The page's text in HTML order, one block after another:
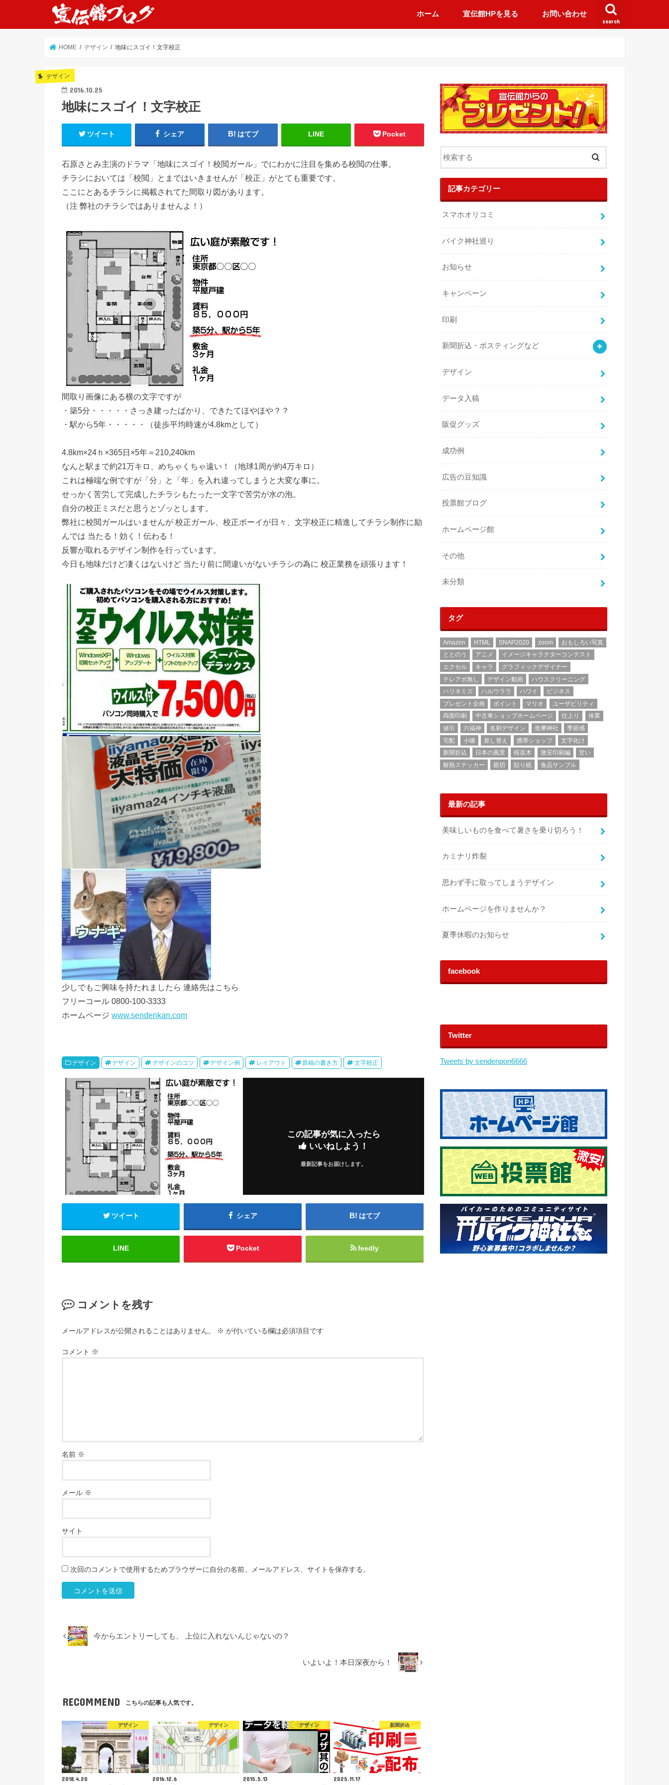
search
ホーム 宣伝館HPを見る お問い合わせ
HOME デザイン 地味にスゴイ！文字校正
デザイン
2016.10.25
地味にスゴイ！文字校正
ツイート シェア はてブ LINE Pocket
石原さとみ主演のドラマ「地味にスゴイ！校閲ガール」でにわかに注目を集める校閲の仕事。
チラシにおいては「校閲」とまではいきませんが「校正」がとても重要です。
ここにとあるチラシに掲載されてた間取り図があります。
（注 弊社のチラシではありませんよ！）
間取り画像にある横の文字ですが
・築5分・・・・・さっき建ったばかり、できたてほやほや？？
・駅から5年・・・・・（徒歩平均時速が4.8kmとして）
4.8km×24ｈ×365日×5年＝210,240km
なんと駅まで約21万キロ、めちゃくちゃ遠い！（地球1周が約4万キロ）
これは極端な例ですが「分」と「年」を入れ違ってしまうと大変な事に。
せっかく苦労して完成したチラシもたった一文字で苦労が水の泡。
自分の校正ミスだと思うとゾッとします。
弊社に校閲ガールはいませんが 校正ガール、校正ボーイが日々、文字校正に精進してチラシ制作に励
んでは 当たる！効く！伝わる！
反響が取れるデザイン制作を行っています。
今日も地味だけど凄くはないけど 当たり前に間違いがないチラシの為に 校正業務を頑張ります！
少しでもご興味を持たれましたら 連絡先はこちら
フリーコール 0800-100-3333
ホームページ www.sendenkan.com
デザイン デザイン デザインのコツ デザイン例 レイアウト 原稿の書き方 文字校正
この記事が気に入ったら
いいねしよう！
最新記事をお届けします。
ツイート シェア はてブ
LINE Pocket feedly
コメントを残す
メールアドレスが公開されることはありません。 ※ が付いている欄は必須項目です
コメント ※
名前 ※
メール ※
サイト
次回のコメントで使用するためブラウザーに自分の名前、メールアドレス、サイトを保存する。
今からエントリーしても、 上位に入れないんじゃないの？
いよいよ！本日深夜から！
RECOMMEND こちらの記事も人気です。
デザイン
2018.4.20
デザイン
2016.12.6
デザイン
2015.5.13
新聞折込
2025.11.17
記事カテゴリー
スマホオリコミ
バイク神社巡り
お知らせ
キャンペーン
印刷
新聞折込・ポスティングなど
デザイン
データ入稿
販促グッズ
成功例
広告の豆知識
投票館ブログ
ホームページ館
その他
未分類
タグ
Amazon HTML SNAP2020 zoom
おもしろい写真
ととのう
アニメ
イメージキャラクターコンテスト
エクセル
キャラ
グラフィックデザイナー
テレアポ無し
デザイン動画
ハウスクリーニング
ハリネミズ
ハルウララ ハワイ
ビジネス
プレゼント企画
ポイント マリオ
ユーザビリティ
両面印刷
中古車ショップホームページ 仕上り
休業
値引
六福神 名刺デザイン 坐摩神社
季節感
宅配
小噺 差し替え 携帯ショップ
文字化け
新聞折込
日本の風景 桜並木 激安印刷編
甘い
耐熱ステッカー
親切 貼り紙 食品サンプル
最新の記事
美味しいものを食べて暑さを乗り切ろう！
カミナリ炸裂
思わず手に取ってしまうデザイン
ホームページを作りませんか？
夏季休暇のお知らせ
facebook
Twitter
Tweets by sendenpon6666